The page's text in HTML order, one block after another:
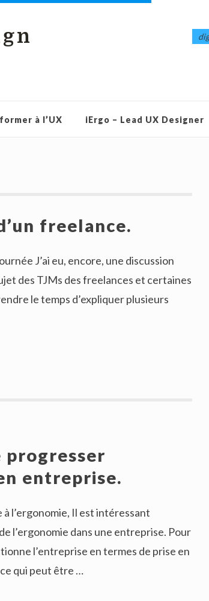
à l’UX iErgo – Lead UX Designer
freelance.
J’ai eu, encore, une discussion
des TJMs des freelances et certaines
le temps d’expliquer plusieurs
progresser
entreprise.
l’ergonomie, Il est intéressant
l’ergonomie dans une entreprise. Pour
l’entreprise en termes de prise en
qui peut être …